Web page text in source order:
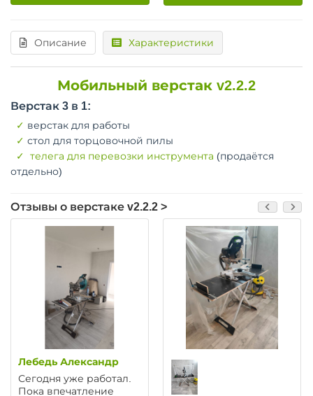
Описание Характеристики
Мобильный верстак v2.2.2
Верстак 3 в 1:
✓ верстак для работы
✓ стол для торцовочной пилы
✓
телега для перевозки инструмента (продаётся
отдельно)
Отзывы о верстаке v2.2.2 >
Лебедь Александр
Сегодня уже работал.
Пока впечатление